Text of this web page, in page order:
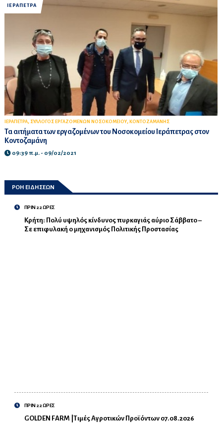
ΙΕΡΑΠΕΤΡΑ
ΙΕΡΑΠΕΤΡΑ, ΣΥΛΛΟΓΟΣ ΕΡΓΑΖΟΜΕΝΩΝ ΝΟΣΟΚΟΜΕΙΟΥ, ΚΟΝΤΟΖΑΜΑΝΗΣ
Τα αιτήματα των εργαζομένων του Νοσοκομείου Ιεράπετρας στον
Κοντοζαμάνη
09:39 π.μ. - 09/02/2021
ΡΟΗ ΕΙΔΗΣΕΩΝ
ΠΡΙΝ 22 ΩΡΕΣ
Κρήτη: Πολύ υψηλός κίνδυνος πυρκαγιάς αύριο Σάββατο –
Σε επιφυλακή ο μηχανισμός Πολιτικής Προστασίας
ΠΡΙΝ 22 ΩΡΕΣ
GOLDEN FARM |Τιμές Αγροτικών Προϊόντων 07.08.2026